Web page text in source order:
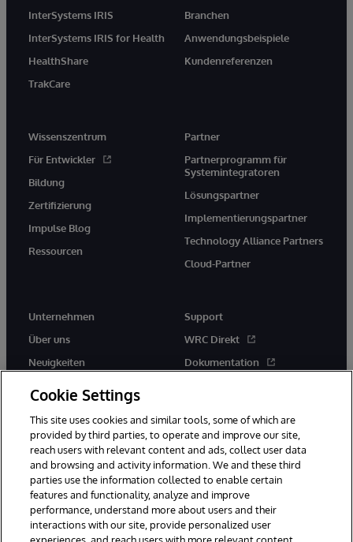
InterSystems IRIS
InterSystems IRIS for Health
HealthShare
TrakCare
Branchen
Anwendungsbeispiele
Kundenreferenzen
Wissenszentrum
Für Entwickler
Bildung
Zertifizierung
Impulse Blog
Ressourcen
Partner
Partnerprogramm für
Systemintegratoren
Lösungspartner
Implementierungspartner
Technology Alliance Partners
Cloud-Partner
Unternehmen
Über uns
Neuigkeiten
Support
WRC Direkt
Dokumentation
© 1996-2026 InterSystems Corporation, Boston, MA. Alle Rechte
vorbehalten.
Cookie Settings
This site uses cookies and similar tools, some of which are
provided by third parties, to operate and improve our site,
reach users with relevant content and ads, collect user data
and browsing and activity information. We and these third
parties use the information collected to enable certain
features and functionality, analyze and improve
performance, understand more about users and their
interactions with our site, provide personalized user